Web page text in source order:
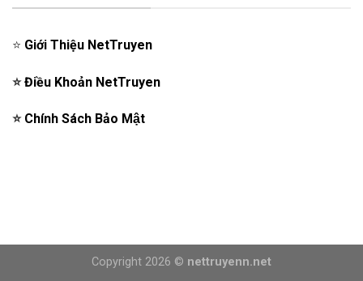
⭐️ Giới Thiệu NetTruyen
⭐️Điều Khoản NetTruyen
⭐️ Chính Sách Bảo Mật
Copyright 2026 © nettruyenn.net